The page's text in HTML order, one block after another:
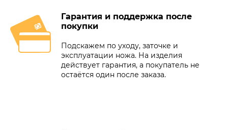
Гарантия и поддержка после
покупки
Подскажем по уходу, заточке и
эксплуатации ножа. На изделия
действует гарантия, а покупатель не
остаётся один после заказа.